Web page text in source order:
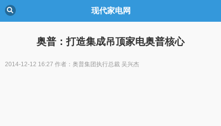
现代家电网
奥普：打造集成吊顶家电奥普核心
2014-12-12 16:27 作者：奥普集团执行总裁 吴兴杰